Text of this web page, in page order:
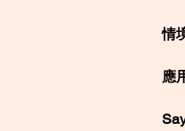
情
應